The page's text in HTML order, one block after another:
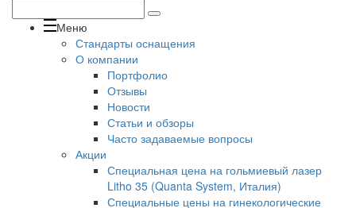
Меню
Стандарты оснащения
О компании
Портфолио
Отзывы
Новости
Статьи и обзоры
Часто задаваемые вопросы
Акции
Специальная цена на гольмиевый лазер
Litho 35 (Quanta System, Италия)
Специальные цены на гинекологические